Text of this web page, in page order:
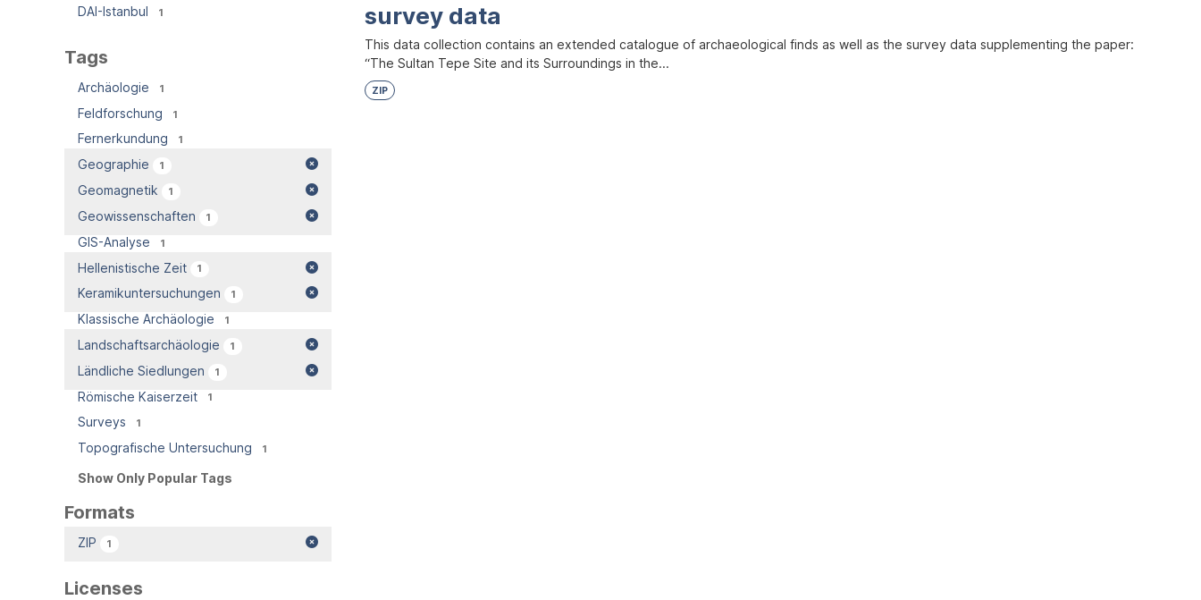
DAI-Istanbul 1
Tags
Archäologie 1
Feldforschung 1
Fernerkundung 1
Geographie 1
Geomagnetik 1
Geowissenschaften 1
GIS-Analyse 1
Hellenistische Zeit 1
Keramikuntersuchungen 1
Klassische Archäologie 1
Landschaftsarchäologie 1
Ländliche Siedlungen 1
Römische Kaiserzeit 1
Surveys 1
Topografische Untersuchung 1
Show Only Popular Tags
Formats
ZIP 1
Licenses
survey data
This data collection contains an extended catalogue of archaeological finds as well as the survey data supplementing the paper:
“The Sultan Tepe Site and its Surroundings in the...
ZIP